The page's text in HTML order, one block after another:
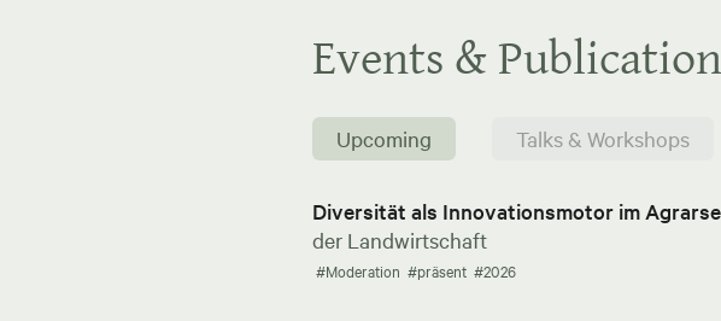
Events &
Upcoming Talks & Workshops
Diversität als Innovationsmotor im
der Landwirtschaft
#Moderation #präsent #2026